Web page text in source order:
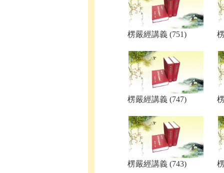
楞嚴經講義 (751)
楞嚴經講義 (747)
楞嚴經講義 (743)